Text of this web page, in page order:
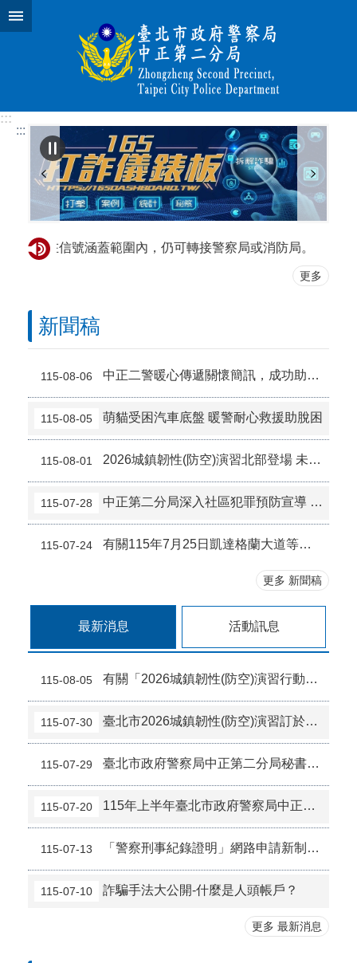
跳到主要內容區塊
:::
:::
並在信號涵蓋範圍內，仍可轉接警察局或消防局。
更多
新聞稿
115-08-06 中正二警暖心傳遞關懷簡訊，成功助失聯女大生平安返家
115-08-05 萌貓受困汽車底盤 暖警耐心救援助脫困
115-08-01 2026城鎮韌性(防空)演習北部登場 未配合管制最高罰15萬
115-07-28 中正第二分局深入社區犯罪預防宣導 深化社區識詐觀念
115-07-24 有關115年7月25日凱達格蘭大道等路段舉辦「挺食安上凱道」活動實施交通管制、疏導措施說明
更多 新聞稿
最新消息 活動訊息
115-08-05 有關「2026城鎮韌性(防空)演習行動網路降速演練」，民眾使用110視訊報案App因應措施。
115-07-30 臺北市2026城鎮韌性(防空)演習訂於8月13日(四)14時30分至15時實施，全市人、車及各場所均須配合管制與避難演練，以免受罰。
115-07-29 臺北市政府警察局中正第二分局秘書室約僱人員甄選結果
115-07-20 115年上半年臺北市政府警察局中正第二分局發布刑案新聞違反偵查不公開規定檢討報告
115-07-13 「警察刑事紀錄證明」網路申請新制7月21日上路 統一採MyData驗證及線上繳費
115-07-10 詐騙手法大公開-什麼是人頭帳戶？
更多 最新消息